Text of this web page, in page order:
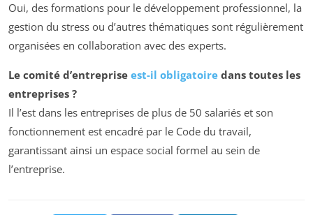
Oui, des formations pour le développement professionnel, la
gestion du stress ou d’autres thématiques sont régulièrement
organisées en collaboration avec des experts.
Le comité d’entreprise est-il obligatoire dans toutes les
entreprises ?
Il l’est dans les entreprises de plus de 50 salariés et son
fonctionnement est encadré par le Code du travail,
garantissant ainsi un espace social formel au sein de
l’entreprise.